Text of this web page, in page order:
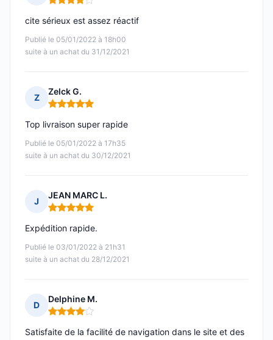
Note : 4 sur 5
Publié le 05/01/2022 à 18h00
suite à un achat du 31/12/2021
cite sérieux est assez réactif
Z
Zelck G.
Note : 5 sur 5
Publié le 05/01/2022 à 17h35
suite à un achat du 30/12/2021
Top livraison super rapide
J
JEAN MARC L.
Note : 5 sur 5
Publié le 03/01/2022 à 21h31
suite à un achat du 28/12/2021
Expédition rapide.
D
Delphine M.
Note : 4 sur 5
Satisfaite de la facilité de navigation dans le site et des